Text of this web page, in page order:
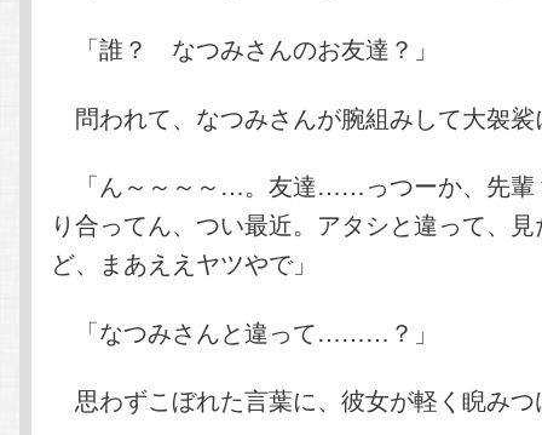
「誰？ なつみさんのお友達？」
問われて、なつみさんが腕組みして大袈
「ん～～～～…。友達……っつーか、先
り合ってん、つい最近。アタシと違って、
ど、まあええヤツやで」
「なつみさんと違って………？」
思わずこぼれた言葉に、彼女が軽く睨み